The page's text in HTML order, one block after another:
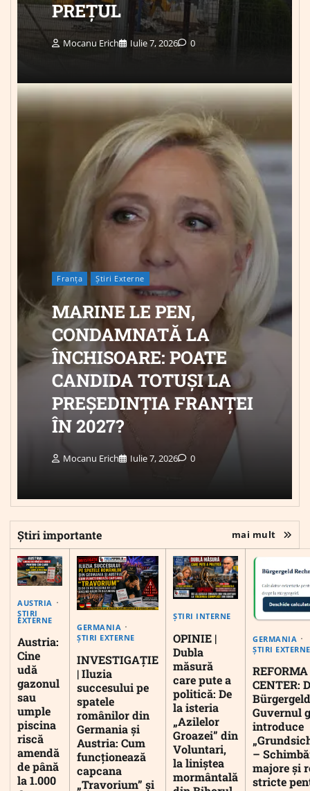
PREȚUL
Mocanu Erich Iulie 7, 2026 0
Franța Știri Externe
MARINE LE PEN,
CONDAMNATĂ LA
ÎNCHISOARE: POATE
CANDIDA TOTUȘI LA
PREȘEDINȚIA FRANȚEI
ÎN 2027?
Mocanu Erich Iulie 7, 2026 0
Știri importante mai mult
AUSTRIA
ȘTIRI
EXTERNE
Austria:
Cine
udă
gazonul
sau
umple
piscina
riscă
amendă
de până
la 1.000
GERMANIA
ȘTIRI EXTERNE
INVESTIGAȚIE
| Iluzia
succesului pe
spatele
românilor din
Germania și
Austria: Cum
funcționează
capcana
„Travorium” și
ȘTIRI INTERNE
OPINIE |
Dubla
măsură
care pute a
politică: De
la isteria
„Azilelor
Groazei” din
Voluntari,
la liniștea
mormântală
GERMANIA
ȘTIRI EXTERNE
CENTER:
Guvernul
introduce
–
majore și
stricte